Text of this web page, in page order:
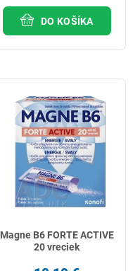
DO KOŠÍKA
Magne B6 FORTE ACTIVE
20 vreciek